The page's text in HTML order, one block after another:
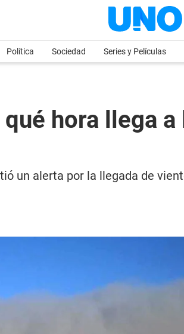
Política Sociedad Series y Películas
hora llega
un alerta por la llegada de